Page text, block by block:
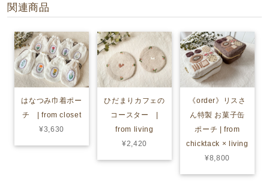
関連商品
はなつみ巾着ポー
チ | from closet
¥3,630
ひだまりカフェの
コースター |
from living
¥2,420
《order》リスさ
ん特製 お菓子缶
ポーチ | from
chicktack × living
¥8,800